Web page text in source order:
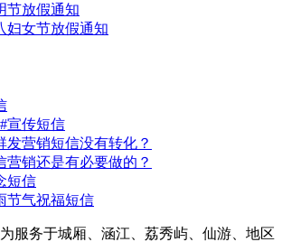
节放假通知
妇女节放假通知
宣传短信
发营销短信没有转化？
营销还是有必要做的？
短信
节气祝福短信
服务于城厢、涵江、荔秀屿、仙游、地区